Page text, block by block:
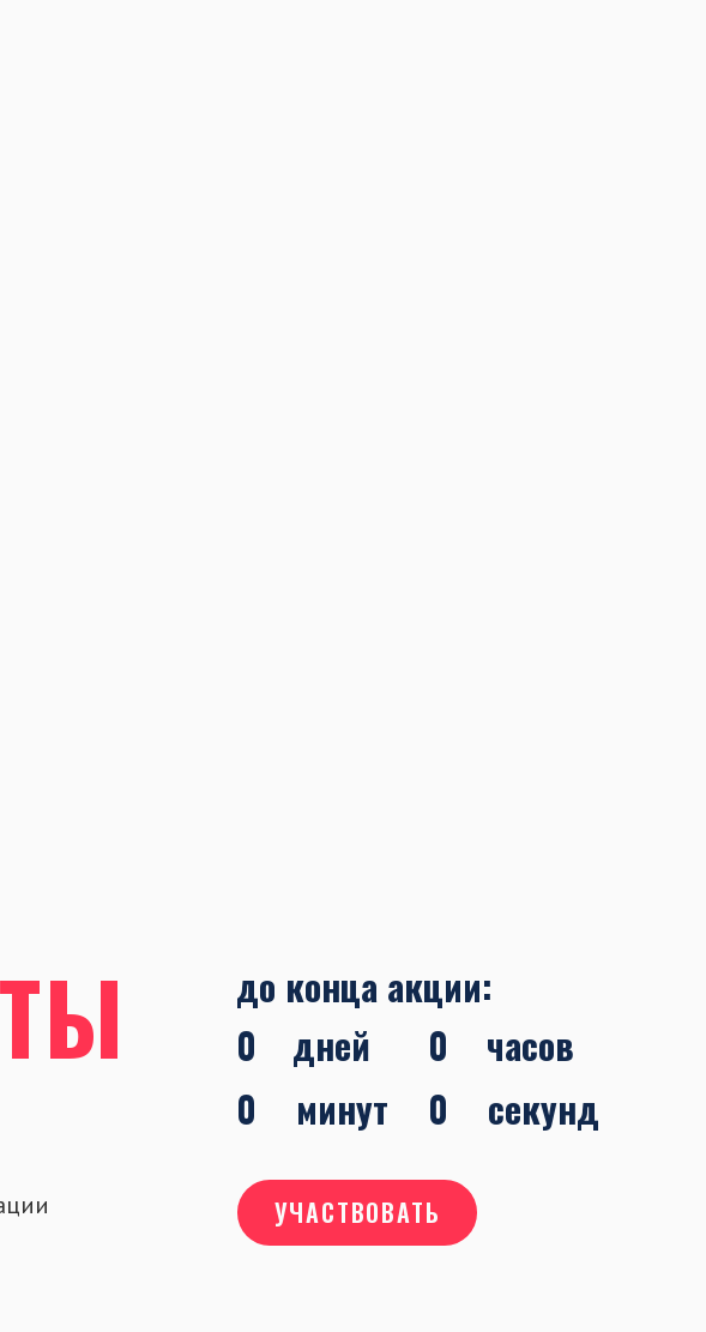
секунд
0
0 минут
0 часов
0 дней
до конца акции:
УЧАСТВОВАТЬ